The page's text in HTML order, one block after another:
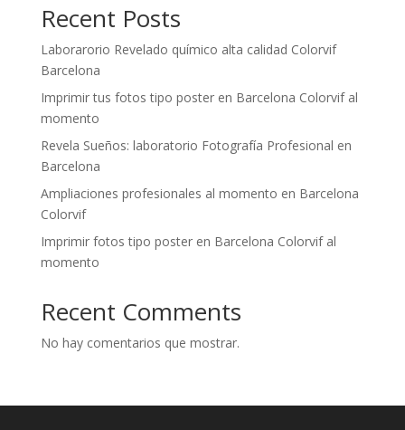
Recent Posts
Laborarorio Revelado químico alta calidad Colorvif
Barcelona
Imprimir tus fotos tipo poster en Barcelona Colorvif al
momento
Revela Sueños: laboratorio Fotografía Profesional en
Barcelona
Ampliaciones profesionales al momento en Barcelona
Colorvif
Imprimir fotos tipo poster en Barcelona Colorvif al
momento
Recent Comments
No hay comentarios que mostrar.